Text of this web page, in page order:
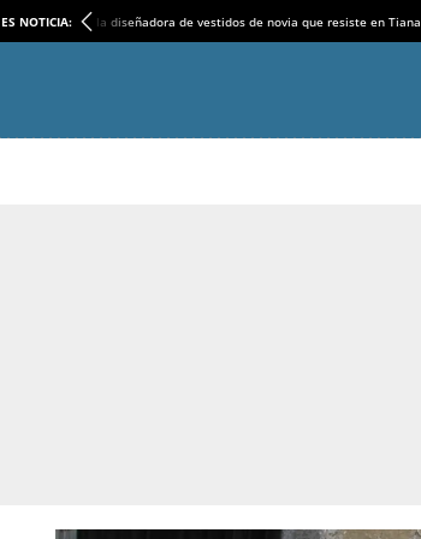
ES NOTICIA: la diseñadora de vestidos de novia que resiste en Tiana